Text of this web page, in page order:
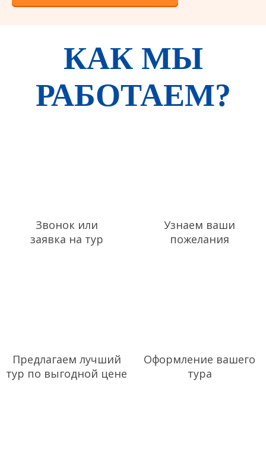
КАК МЫ
РАБОТАЕМ?
Звонок или
заявка на тур
Узнаем ваши
пожелания
Предлагаем лучший
тур по выгодной цене
Оформление вашего
тура